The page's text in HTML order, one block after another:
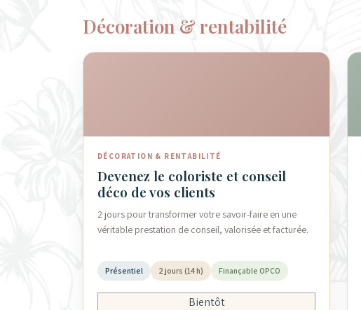
Décoration & rentabilité
DÉCORATION & RENTABILITÉ
Devenez le coloriste et conseil
déco de vos clients
2 jours pour transformer votre savoir-faire en une
véritable prestation de conseil, valorisée et facturée.
Présentiel 2 jours (14 h) Finançable OPCO
Bientôt